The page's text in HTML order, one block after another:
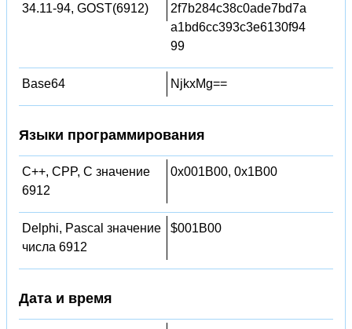
34.11-94, GOST(6912)
2f7b284c38c0ade7bd7a
a1bd6cc393c3e6130f94
99
Base64 NjkxMg==
Языки программирования
C++, CPP, C значение
6912
0x001B00, 0x1B00
Delphi, Pascal значение
числа 6912
$001B00
Дата и время